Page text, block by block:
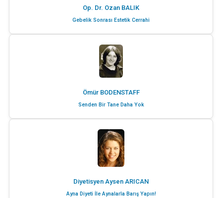
Op. Dr. Ozan BALIK
Gebelik Sonrası Estetik Cerrahi
Ömür BODENSTAFF
Senden Bir Tane Daha Yok
Diyetisyen Aysen ARICAN
Ayna Diyeti İle Aynalarla Barış Yapın!